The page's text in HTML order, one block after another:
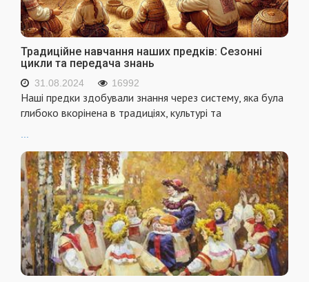
Традиційне навчання наших предків: Сезонні
цикли та передача знань
31.08.2024 16992
Наші предки здобували знання через систему, яка була
глибоко вкорінена в традиціях, культурі та